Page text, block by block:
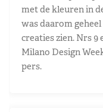
met de kleuren in
was daarom
creaties zien. Nrs 9
Milano Design
pers.